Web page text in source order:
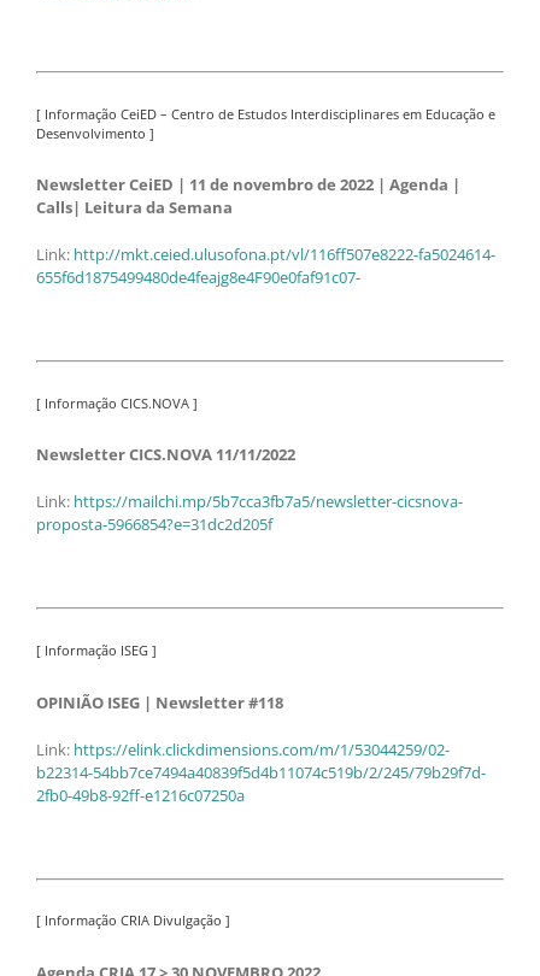
[ Informação CeiED – Centro de Estudos Interdisciplinares em Educação e
Desenvolvimento ]
Newsletter CeiED | 11 de novembro de 2022 | Agenda |
Calls| Leitura da Semana
Link: http://mkt.ceied.ulusofona.pt/vl/116ff507e8222-fa5024614-
655f6d1875499480de4feajg8e4F90e0faf91c07-
[ Informação CICS.NOVA ]
Newsletter CICS.NOVA 11/11/2022
Link: https://mailchi.mp/5b7cca3fb7a5/newsletter-cicsnova-
proposta-5966854?e=31dc2d205f
[ Informação ISEG ]
OPINIÃO ISEG | Newsletter #118
Link: https://elink.clickdimensions.com/m/1/53044259/02-
b22314-54bb7ce7494a40839f5d4b11074c519b/2/245/79b29f7d-
2fb0-49b8-92ff-e1216c07250a
[ Informação CRIA Divulgação ]